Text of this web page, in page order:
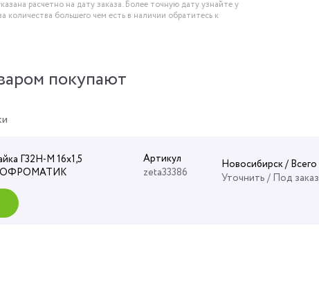
расчетно на дату заказа. Более точную дату узнайте у
количества большего чем есть в наличии обратитесь к
покупают
Г32Н-М 16х1,5
Артикул
zeta33386
Новосибирск / Всего
Уточнить / Под заказ